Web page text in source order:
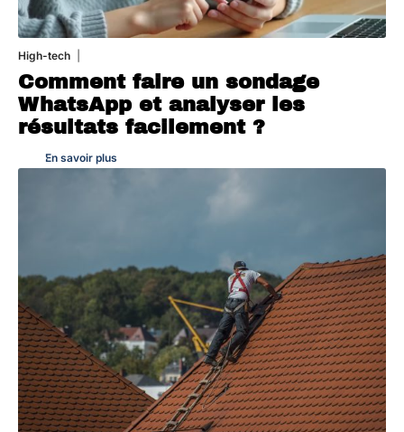
High-tech
Comment faire un sondage
WhatsApp et analyser les
résultats facilement ?
En savoir plus